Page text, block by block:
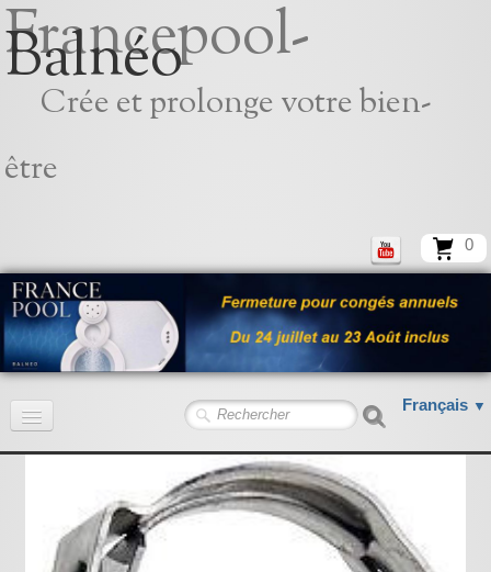
Francepool-
Balnéo
Crée et prolonge votre bien-
être
0
Français ▼
Accueil
Pièces détachées
Pompes Piscine